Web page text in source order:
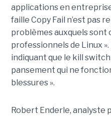
applications en entreprise
faille Copy Fail n’est pas
problèmes auxquels sont
professionnels de Linux
indiquant que le kill
pansement qui ne
blessures ».
Robert Enderle, analyste